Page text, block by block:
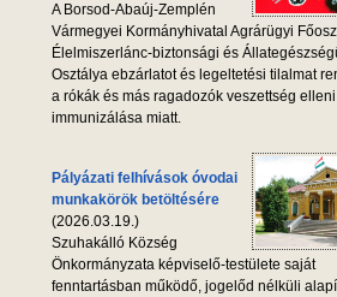
A Borsod-Abaúj-Zemplén
Vármegyei Kormányhivatal Agrárügyi
Élelmiszerlánc-biztonsági és
Osztálya ebzárlatot és legeltetési tilalmat
a rókák és más ragadozók veszettség elleni
immunizálása miatt.
Pályázati felhívások óvodai
munkakörök betöltésére
(2026.03.19.)
Szuhakálló Község
Önkormányzata képviselő-testülete saját
fenntartásban működő, jogelőd nélküli